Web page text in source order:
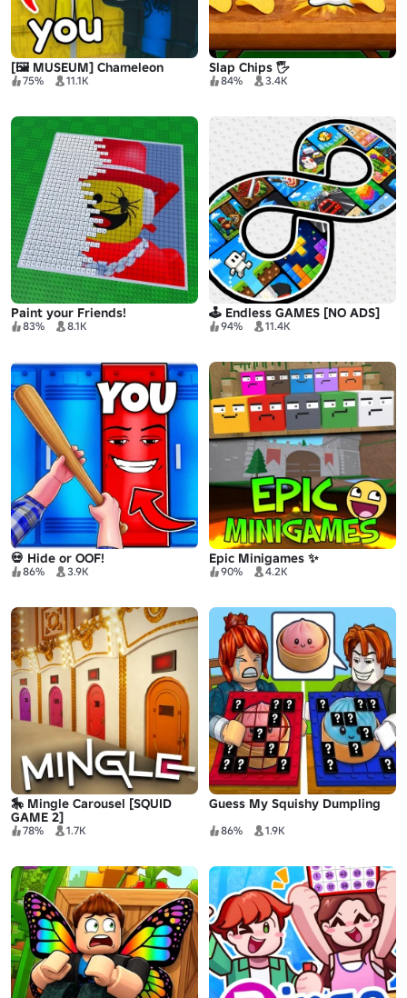
[🖼️ MUSEUM] Chameleon
75% 11.1K
Slap Chips 🖐️
84% 3.4K
Paint your Friends!
83% 8.1K
🕹️ Endless GAMES [NO ADS]
94% 11.4K
💀 Hide or OOF!
86% 3.9K
Epic Minigames ✨
90% 4.2K
🎠 Mingle Carousel [SQUID
GAME 2]
78% 1.7K
Guess My Squishy Dumpling
86% 1.9K